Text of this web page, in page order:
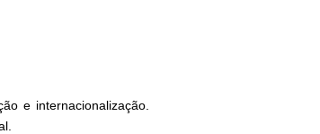
e internacionalização.